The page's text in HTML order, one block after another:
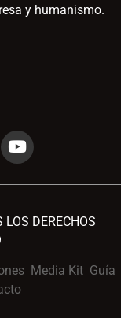
y humanismo.
DERECHOS
Media Kit Guía